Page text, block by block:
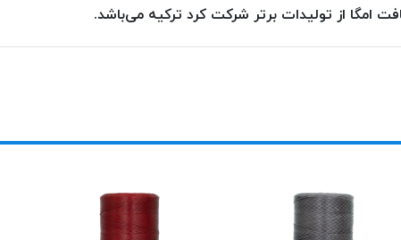
امگا از تولیدات برتر شرکت کرد ترکیه می‌باشد.